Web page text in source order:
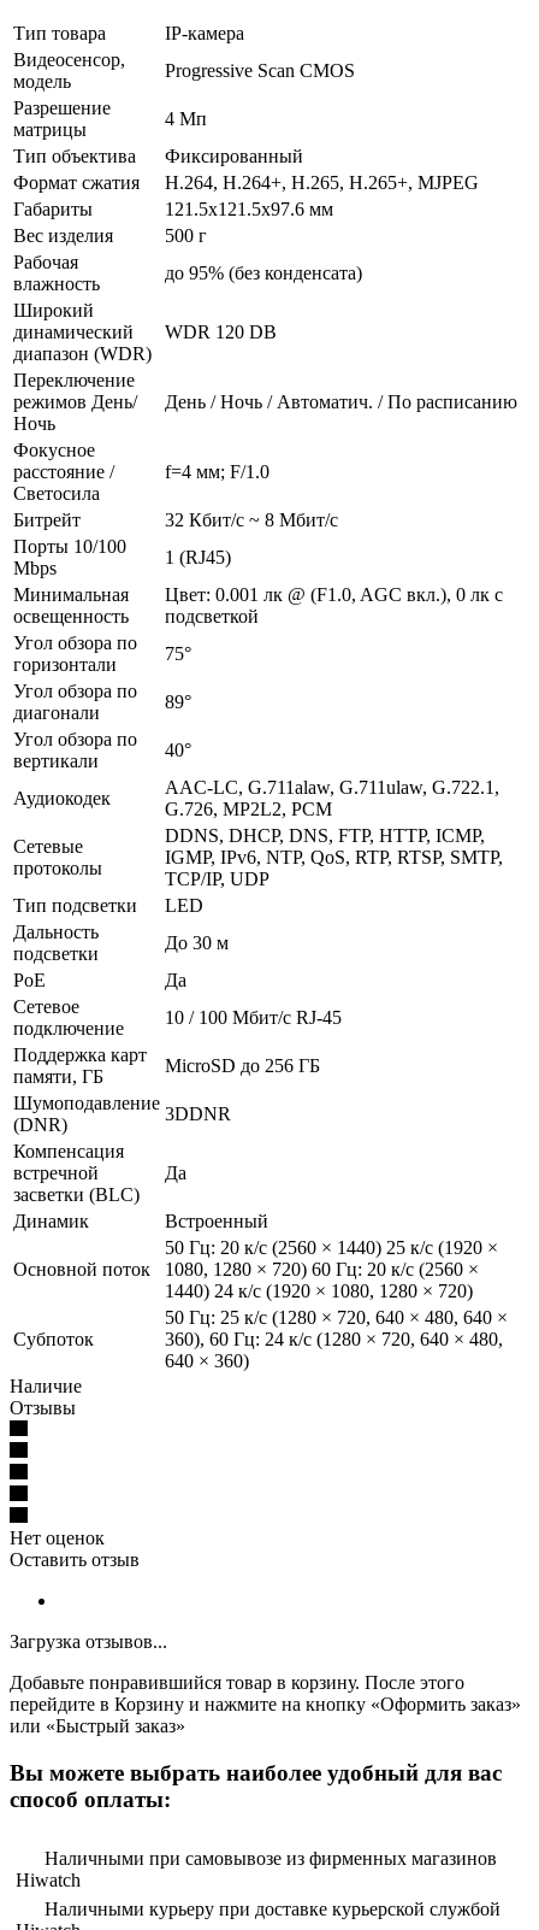
Тип товара
IP-камера
Видеосенсор,
модель
Progressive Scan CMOS
Разрешение
матрицы
4 Мп
Тип объектива
Фиксированный
Формат сжатия
H.264, H.264+, H.265, H.265+, MJPEG
Габариты
121.5x121.5x97.6 мм
Вес изделия
500 г
Рабочая
влажность
до 95% (без конденсата)
Широкий
динамический
диапазон (WDR)
WDR 120 DB
Переключение
режимов День/
Ночь
День / Ночь / Автоматич. / По расписанию
Фокусное
расстояние /
Светосила
f=4 мм; F/1.0
Битрейт
32 Кбит/с ~ 8 Мбит/с
Порты 10/100
Mbps
1 (RJ45)
Минимальная
освещенность
Цвет: 0.001 лк @ (F1.0, AGC вкл.), 0 лк с
подсветкой
Угол обзора по
горизонтали
75°
Угол обзора по
диагонали
89°
Угол обзора по
вертикали
40°
Аудиокодек
AAC-LC, G.711alaw, G.711ulaw, G.722.1,
G.726, MP2L2, PCM
Сетевые
протоколы
DDNS, DHCP, DNS, FTP, HTTP, ICMP,
IGMP, IPv6, NTP, QoS, RTP, RTSP, SMTP,
TCP/IP, UDP
Тип подсветки
LED
Дальность
подсветки
До 30 м
PoE
Да
Сетевое
подключение
10 / 100 Mбит/с RJ-45
Поддержка карт
памяти, ГБ
MicroSD до 256 ГБ
Шумоподавление
(DNR)
3DDNR
Компенсация
встречной
засветки (BLC)
Да
Динамик Встроенный
Основной поток
50 Гц: 20 к/с (2560 × 1440) 25 к/с (1920 ×
1080, 1280 × 720) 60 Гц: 20 к/с (2560 ×
1440) 24 к/с (1920 × 1080, 1280 × 720)
Субпоток
50 Гц: 25 к/с (1280 × 720, 640 × 480, 640 ×
360), 60 Гц: 24 к/с (1280 × 720, 640 × 480,
640 × 360)
Наличие
Отзывы
Нет оценок
Оставить отзыв
Загрузка отзывов...
Добавьте понравившийся товар в корзину. После этого
перейдите в Корзину и нажмите на кнопку «Оформить заказ»
или «Быстрый заказ»
Вы можете выбрать наиболее удобный для вас
способ оплаты:
Наличными при самовывозе из фирменных магазинов
Hiwatch
Наличными курьеру при доставке курьерской службой